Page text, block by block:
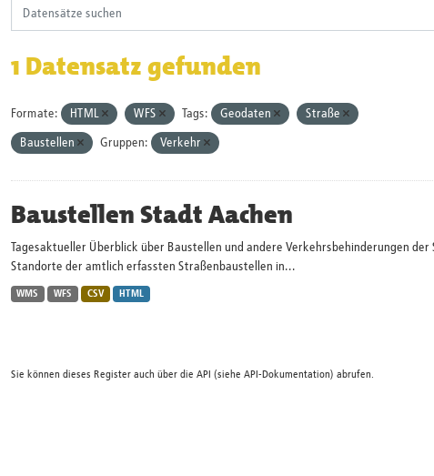
1 Datensatz gefunden
Formate: HTML WFS Tags: Geodaten Straße
Baustellen Gruppen: Verkehr
Baustellen Stadt Aachen
Tagesaktueller Überblick über Baustellen und andere Verkehrsbehinderungen
Standorte der amtlich erfassten Straßenbaustellen in...
WMS WFS CSV HTML
Sie können dieses Register auch über die API (siehe API-Dokumentation) abrufen.